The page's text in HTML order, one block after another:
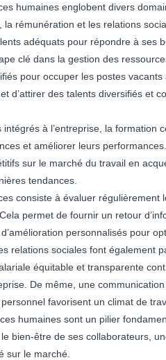
humaines englobent divers
rémunération et les relations
adéquats pour répondre à ses
clé dans la gestion des
pour occuper les postes
d’attirer des talents diversifiés et
à l’entreprise, la formation
et améliorer leurs
sur le marché du travail en
tendances.
consiste à évaluer régulièrement
permet de fournir un retour
personnalisés pour
relations sociales font également
équitable et transparente
De même, une
favorisent un climat de
humaines sont un pilier
bien-être de ses collaborateurs,
sur le marché.